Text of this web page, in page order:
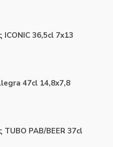
ICONIC 36,5cl 7x13
47cl 14,8x7,8
TUBO PAB/BEER 37cl